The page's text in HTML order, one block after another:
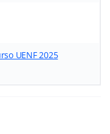
UENF 2025